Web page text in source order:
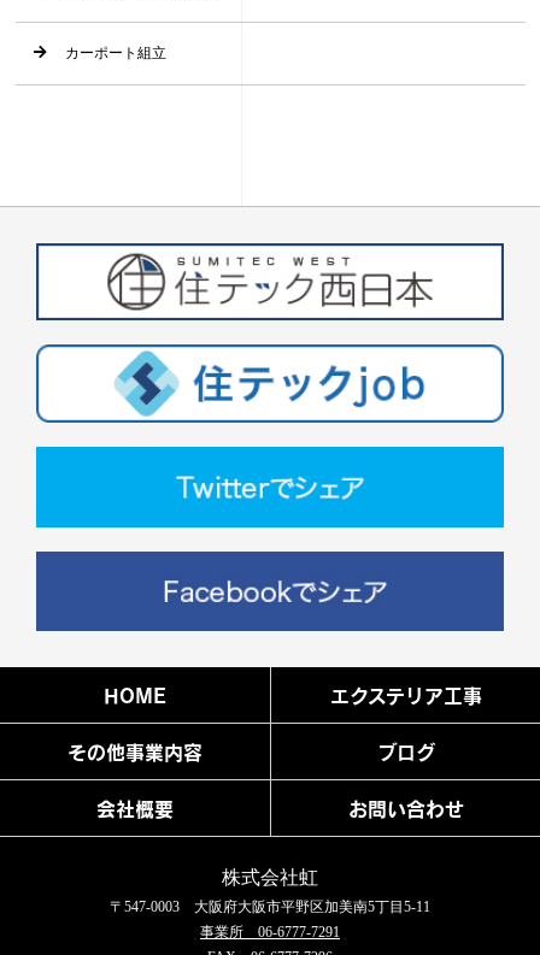
カーポート組立
HOME エクステリア工事
その他事業内容 ブログ
会社概要 お問い合わせ
株式会社虹
〒547-0003 大阪府大阪市平野区加美南5丁目5-11
事業所 06-6777-7291